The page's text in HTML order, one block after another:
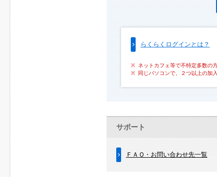
らくらくログインとは？
ネットカフェ等で不特定多数の
同じパソコンで、２つ以上の加
サポート
ＦＡＱ・お問い合わせ先一覧